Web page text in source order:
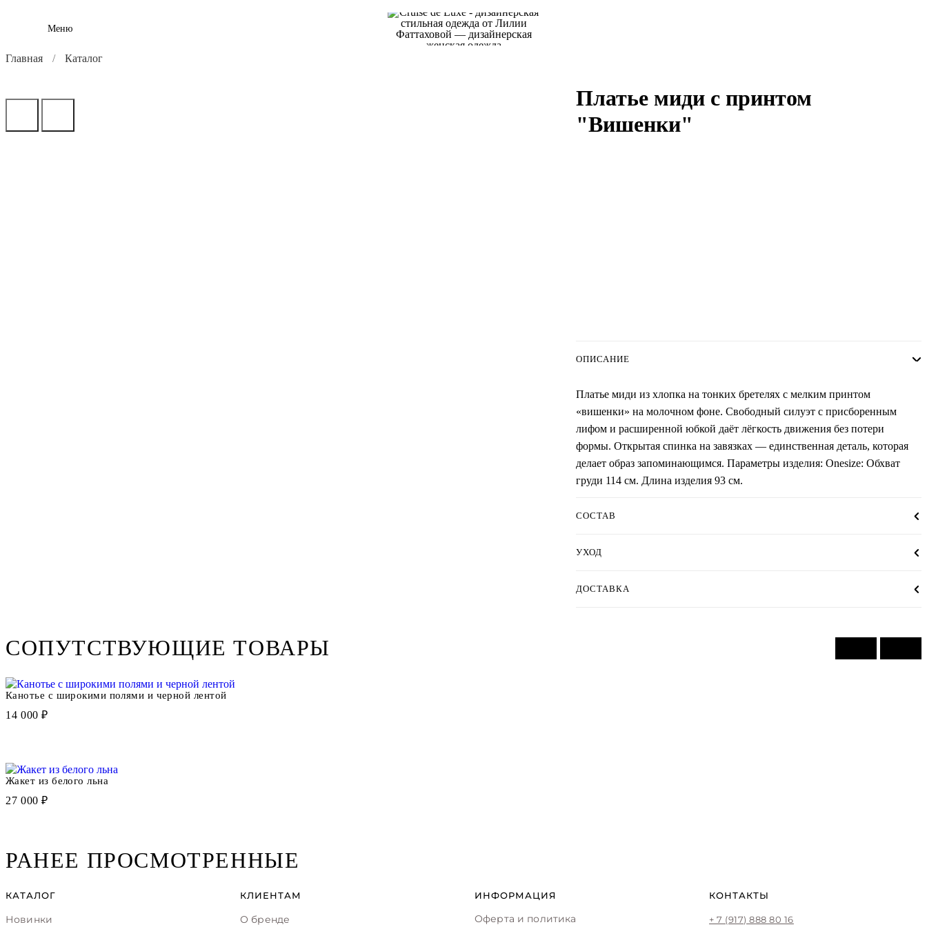
Меню
Главная Каталог
Платье миди с принтом
"Вишенки"
ОПИСАНИЕ
Платье миди из хлопка на тонких бретелях с мелким принтом
«вишенки» на молочном фоне. Свободный силуэт с присборенным
лифом и расширенной юбкой даёт лёгкость движения без потери
формы. Открытая спинка на завязках — единственная деталь, которая
делает образ запоминающимся. Параметры изделия: Onesize: Обхват
груди 114 см. Длина изделия 93 см.
СОСТАВ
УХОД
ДОСТАВКА
СОПУТСТВУЮЩИЕ ТОВАРЫ
Канотье с широкими полями и черной лентой
14 000 ₽
Жакет из белого льна
27 000 ₽
РАНЕЕ ПРОСМОТРЕННЫЕ
КАТАЛОГ
Новинки
КЛИЕНТАМ
О бренде
ИНФОРМАЦИЯ
Оферта и политика
КОНТАКТЫ
+ 7 (917) 888 80 16